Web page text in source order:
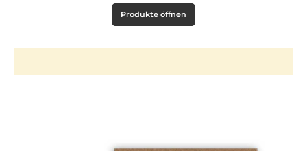
Produkte öffnen